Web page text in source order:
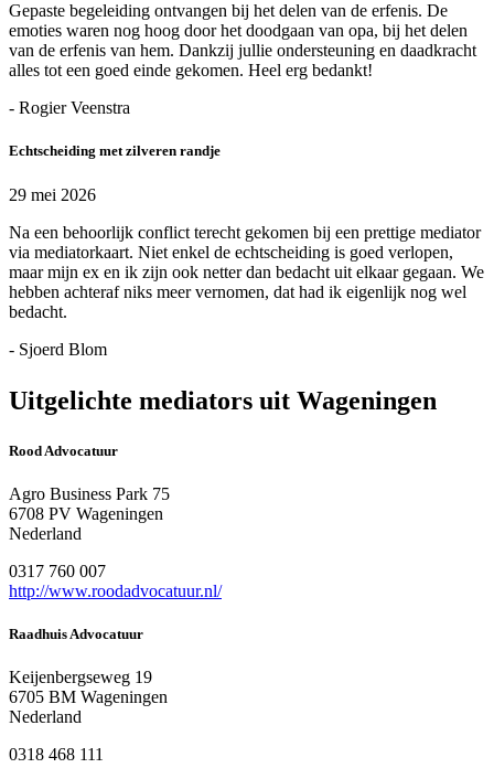
Gepaste begeleiding ontvangen bij het delen van de erfenis. De
emoties waren nog hoog door het doodgaan van opa, bij het delen
van de erfenis van hem. Dankzij jullie ondersteuning en daadkracht
alles tot een goed einde gekomen. Heel erg bedankt!
- Rogier Veenstra
Echtscheiding met zilveren randje
29 mei 2026
Na een behoorlijk conflict terecht gekomen bij een prettige mediator
via mediatorkaart. Niet enkel de echtscheiding is goed verlopen,
maar mijn ex en ik zijn ook netter dan bedacht uit elkaar gegaan. We
hebben achteraf niks meer vernomen, dat had ik eigenlijk nog wel
bedacht.
- Sjoerd Blom
Uitgelichte mediators uit Wageningen
Rood Advocatuur
Agro Business Park 75
6708 PV Wageningen
Nederland
0317 760 007
http://www.roodadvocatuur.nl/
Raadhuis Advocatuur
Keijenbergseweg 19
6705 BM Wageningen
Nederland
0318 468 111